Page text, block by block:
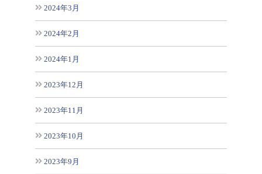
2024年3月
2024年2月
2024年1月
2023年12月
2023年11月
2023年10月
2023年9月